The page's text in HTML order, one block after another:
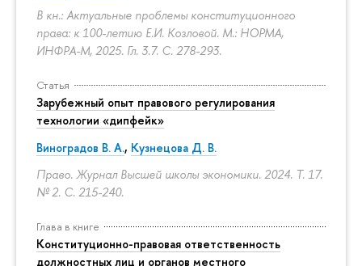
В кн.: Актуальные проблемы конституционного
права: к 100-летию Е.И. Козловой. М.: НОРМА,
ИНФРА-М, 2025. Гл. 3.7. С. 278-293.
Статья
Зарубежный опыт правового регулирования
технологии «дипфейк»
Виноградов В. А., Кузнецова Д. В.
Право. Журнал Высшей школы экономики. 2024. Т. 17.
№ 2. С. 215-240.
Глава в книге
Конституционно-правовая ответственность
должностных лиц и органов местного